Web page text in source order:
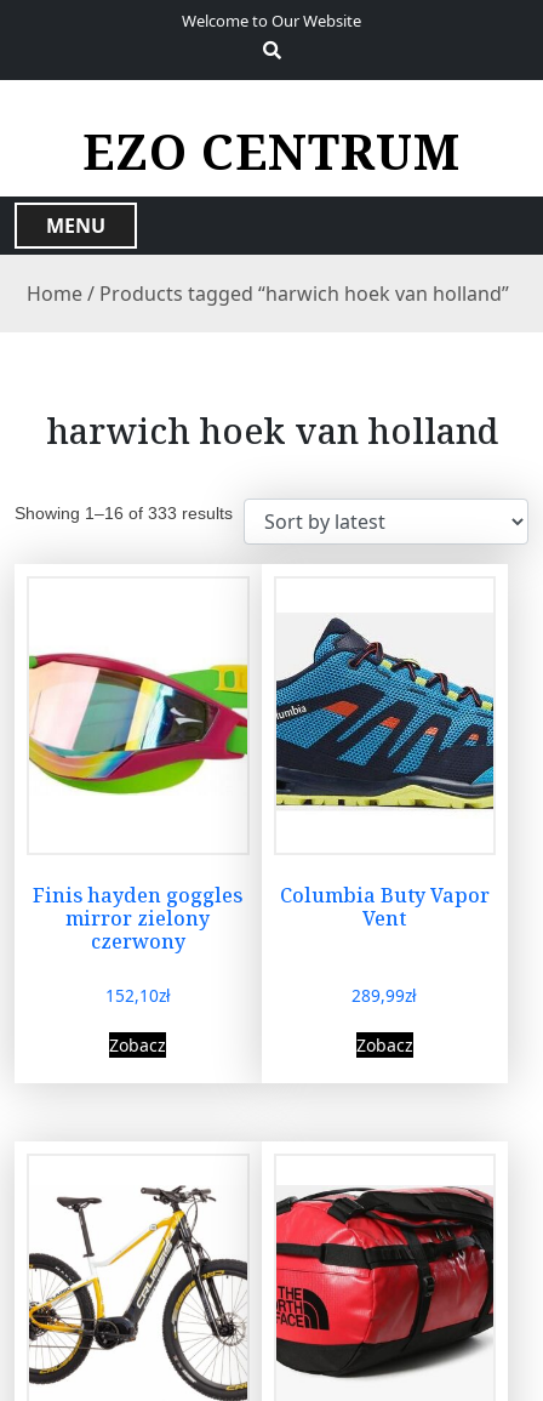
Welcome to Our Website
EZO CENTRUM
MENU
Home/ Products tagged “harwich hoek van holland”
harwich hoek van holland
Showing 1–16 of 333 results
Finis hayden goggles
mirror zielony
czerwony
152,10zł
Zobacz
Columbia Buty Vapor
Vent
289,99zł
Zobacz